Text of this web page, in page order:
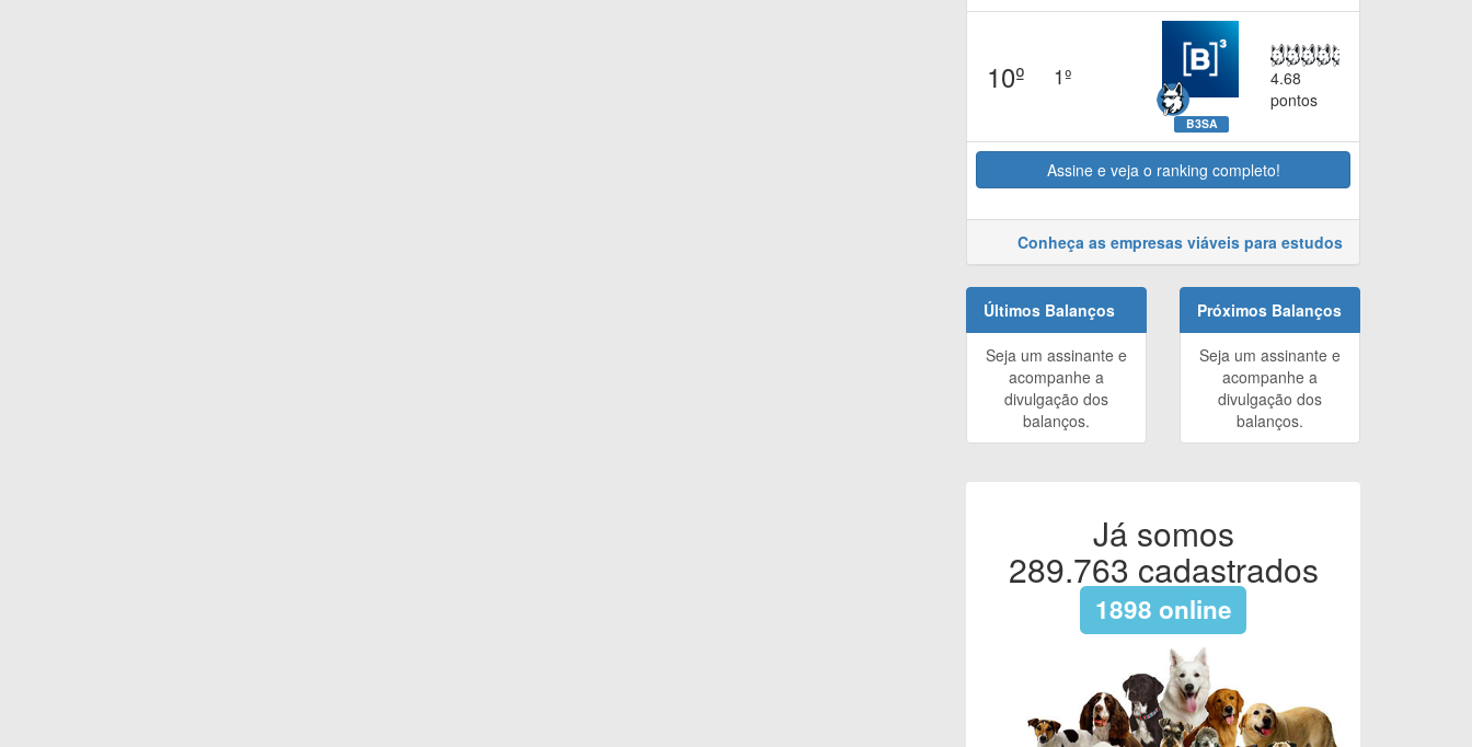
10º 1º
B3SA
4.68
pontos
Assine e veja o ranking completo!
Conheça as empresas viáveis para estudos
Últimos Balanços
Seja um assinante e
acompanhe a
divulgação dos
balanços.
Próximos Balanços
Seja um assinante e
acompanhe a
divulgação dos
balanços.
Já somos
289.763 cadastrados
1898 online